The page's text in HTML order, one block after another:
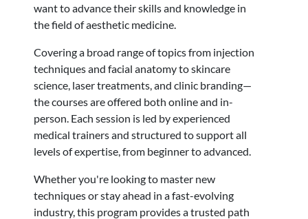
want to advance their skills and knowledge in
the field of aesthetic medicine.
Covering a broad range of topics from injection
techniques and facial anatomy to skincare
science, laser treatments, and clinic branding—
the courses are offered both online and in-
person. Each session is led by experienced
medical trainers and structured to support all
levels of expertise, from beginner to advanced.
Whether you're looking to master new
techniques or stay ahead in a fast-evolving
industry, this program provides a trusted path